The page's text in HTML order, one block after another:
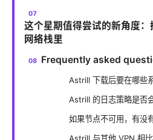
这个星期值得尝试的新角度
网络栈里
Frequently asked
Astrill 下载后要在哪些
Astrill 的日志策略是否
如果节点不可用，有没
Astrill 与其他 VPN 相比